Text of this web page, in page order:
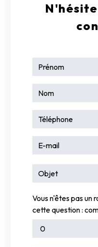
Vous n'êtes pas un
cette question :